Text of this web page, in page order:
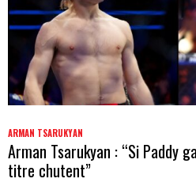
ARMAN TSARUKYAN
Arman Tsarukyan : “Si Paddy
titre chutent”